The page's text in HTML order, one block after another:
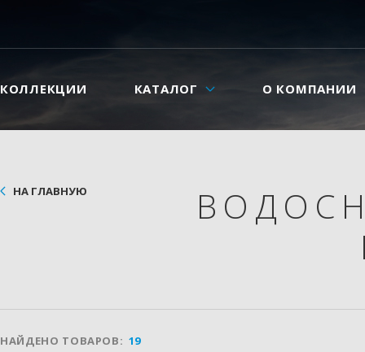
КОЛЛЕКЦИИ КАТАЛОГ О КОМПАНИИ
НА ГЛАВНУЮ
НАЙДЕНО ТОВАРОВ: 19